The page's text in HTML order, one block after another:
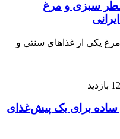
سبزی و مرغ
مرغ یکی از غذاهای سنتی و
ساده برای یک پیش‌غذای